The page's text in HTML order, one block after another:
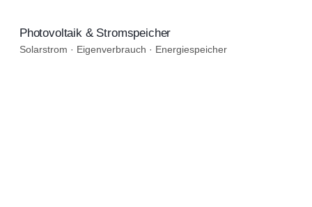
Solarstrom · Eigenverbrauch · Energiespeicher